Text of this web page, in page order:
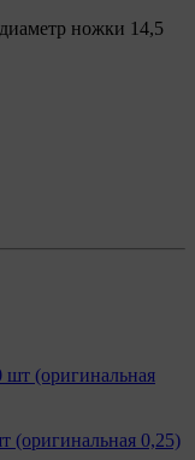
ножки 14,5
(оригинальная 0,25)